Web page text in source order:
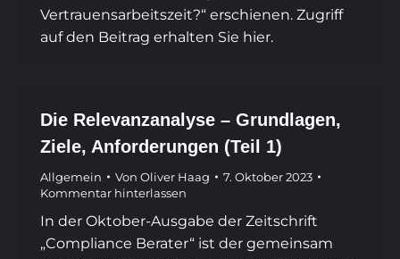
Vertrauensarbeitszeit?“ erschienen. Zugriff
auf den Beitrag erhalten Sie hier.
Die Relevanzanalyse – Grundlagen,
Ziele, Anforderungen (Teil 1)
Allgemein Von Oliver Haag
7. Oktober 2023
Kommentar hinterlassen
In der Oktober-Ausgabe der Zeitschrift
„Compliance Berater“ ist der gemeinsam